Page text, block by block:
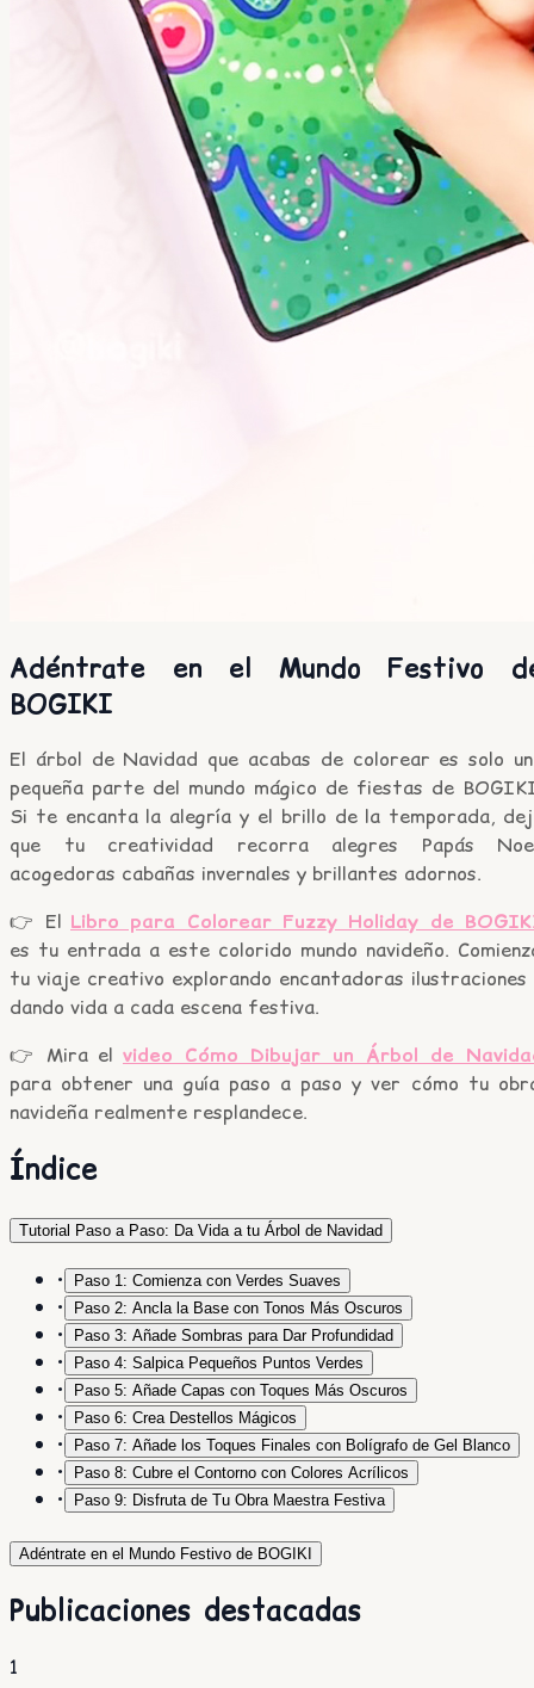
Adéntrate en el Mundo Festivo
BOGIKI
El árbol de Navidad que acabas de colorear es solo
pequeña parte del mundo mágico de fiestas de
Si te encanta la alegría y el brillo de la temporada,
que tu creatividad recorra alegres Papás
acogedoras cabañas invernales y brillantes adornos.
👉 El Libro para Colorear Fuzzy Holiday de
es tu entrada a este colorido mundo navideño.
tu viaje creativo explorando encantadoras ilustraciones
dando vida a cada escena festiva.
👉 Mira el video Cómo Dibujar un Árbol de
para obtener una guía paso a paso y ver cómo tu
navideña realmente resplandece.
Índice
Tutorial Paso a Paso: Da Vida a tu Árbol de Navidad
• Paso 1: Comienza con Verdes Suaves
• Paso 2: Ancla la Base con Tonos Más Oscuros
• Paso 3: Añade Sombras para Dar Profundidad
• Paso 4: Salpica Pequeños Puntos Verdes
• Paso 5: Añade Capas con Toques Más Oscuros
• Paso 6: Crea Destellos Mágicos
• Paso 7: Añade los Toques Finales con Bolígrafo de Gel Blanco
• Paso 8: Cubre el Contorno con Colores Acrílicos
• Paso 9: Disfruta de Tu Obra Maestra Festiva
Adéntrate en el Mundo Festivo de BOGIKI
Publicaciones destacadas
1